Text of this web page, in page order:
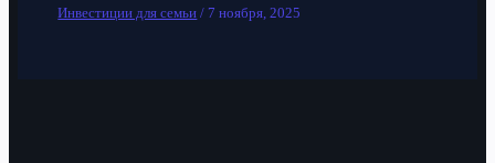
Инвестиции для семьи /7 ноября, 2025